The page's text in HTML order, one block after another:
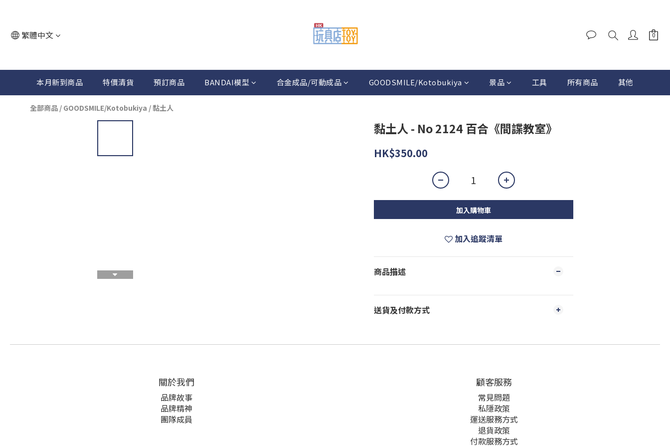
繁體中文
本月新到商品 特價清貨 預訂商品 BANDAI模型 合金成品/可動成品 GOODSMILE/Kotobukiya 景品 工具 所有商品 其他
全部商品 / GOODSMILE/Kotobukiya /黏土人
黏土人 - No 2124 百合《間諜教室》
HK$350.00
加入購物車
加入追蹤清單
商品描述
送貨及付款方式
關於我們
品牌故事
品牌精神
團隊成員
顧客服務
常見問題
私隱政策
運送服務方式
退貨政策
付款服務方式